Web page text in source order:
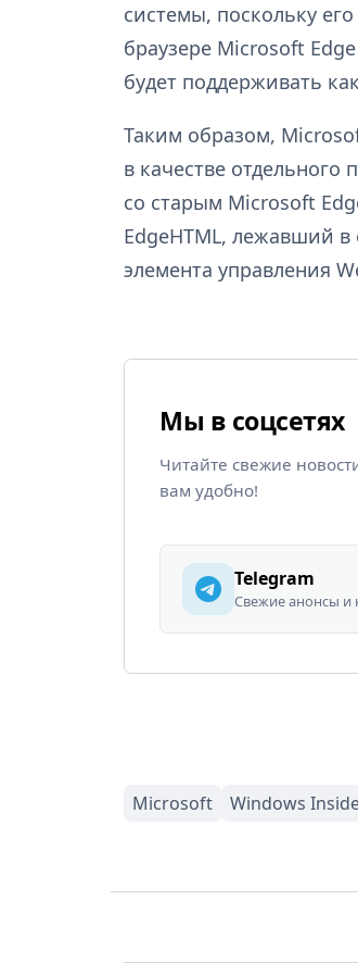
системы, поскольку
браузере Microsoft
будет поддерживать
Таким образом,
в качестве
со старым Microsoft
EdgeHTML, лежавший в
элемента управления
Мы в соцсетях
Читайте свежие
вам удобно!
Telegram
Свежие анонсы и